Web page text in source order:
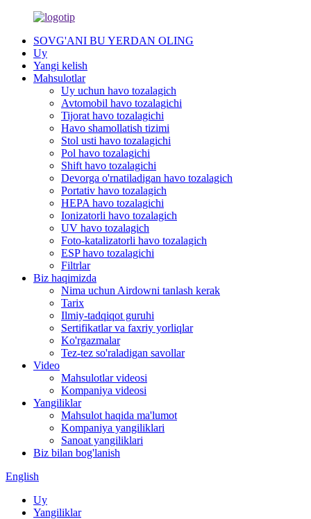
SOVG'ANI BU YERDAN OLING
Uy
Yangi kelish
Mahsulotlar
Uy uchun havo tozalagich
Avtomobil havo tozalagichi
Tijorat havo tozalagichi
Havo shamollatish tizimi
Stol usti havo tozalagichi
Pol havo tozalagichi
Shift havo tozalagichi
Devorga o'rnatiladigan havo tozalagich
Portativ havo tozalagich
HEPA havo tozalagichi
Ionizatorli havo tozalagich
UV havo tozalagich
Foto-katalizatorli havo tozalagich
ESP havo tozalagichi
Filtrlar
Biz haqimizda
Nima uchun Airdowni tanlash kerak
Tarix
Ilmiy-tadqiqot guruhi
Sertifikatlar va faxriy yorliqlar
Ko'rgazmalar
Tez-tez so'raladigan savollar
Video
Mahsulotlar videosi
Kompaniya videosi
Yangiliklar
Mahsulot haqida ma'lumot
Kompaniya yangiliklari
Sanoat yangiliklari
Biz bilan bog'lanish
English
Uy
Yangiliklar